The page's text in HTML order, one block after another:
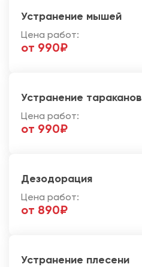
Устранение мышей
Цена работ:
от 990₽
Устранение тараканов
Цена работ:
от 990₽
Дезодорация
Цена работ:
от 890₽
Устранение плесени